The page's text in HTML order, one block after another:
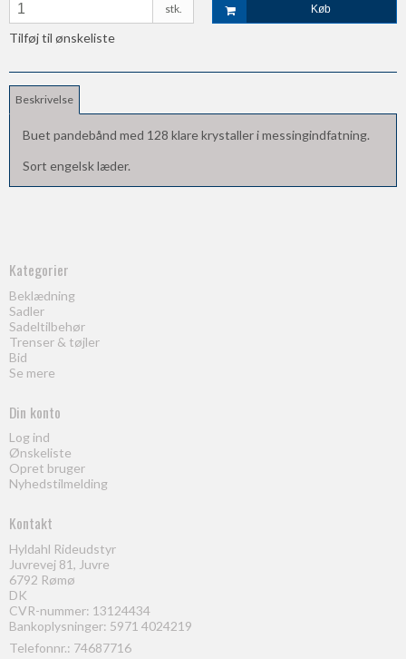
stk. Køb
Tilføj til ønskeliste
Beskrivelse
Buet pandebånd med 128 klare krystaller i messingindfatning.
Sort engelsk læder.
Kategorier
Beklædning
Sadler
Sadeltilbehør
Trenser & tøjler
Bid
Se mere
Din konto
Log ind
Ønskeliste
Opret bruger
Nyhedstilmelding
Kontakt
Hyldahl Rideudstyr
Juvrevej 81, Juvre
6792 Rømø
DK
CVR-nummer: 13124434
Bankoplysninger: 5971 4024219
Telefonnr.: 74687716